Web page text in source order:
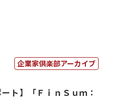
企業家倶楽部アーカイブ
ト】「ＦｉｎＳｕｍ：